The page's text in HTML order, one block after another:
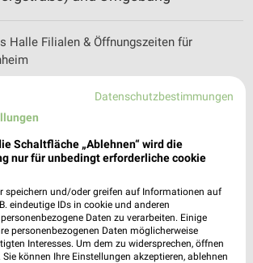
Halle Filialen & Öffnungszeiten für
Möbel Filialen & Öffnungszeiten für
Datenschutzbestimmungen
Schaltfläche „Ablehnen“ wird die
nur für unbedingt erforderliche cookie
speichern und/oder greifen auf Informationen auf
eindeutige IDs in cookie und anderen
Daten zu verarbeiten. Einige
personenbezogenen Daten möglicherweise
Interesses. Um dem zu widersprechen, öffnen
Sie können Ihre Einstellungen akzeptieren, ablehnen